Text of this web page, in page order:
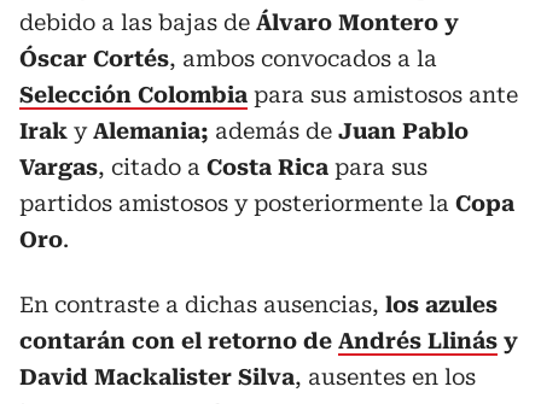
debido a las bajas de Álvaro Montero y
Óscar Cortés, ambos convocados a la
Selección Colombia para sus amistosos ante
Irak yAlemania; además de Juan Pablo
Vargas, citado a Costa Rica para sus
partidos amistosos y posteriormente la Copa
Oro.
En contraste a dichas ausencias, los azules
contarán con el retorno de Andrés Llinás y
David Mackalister Silva, ausentes en los